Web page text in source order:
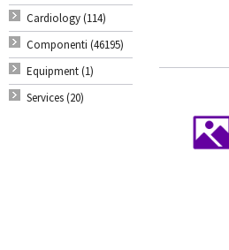
Cardiology (114)
Componenti (46195)
Equipment (1)
Services (20)